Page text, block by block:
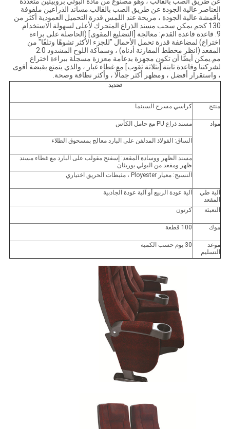
العناصر عالية الجودة عن طريق الصب بالقالب.مساند الذراعين ملفوفة
بأقمشة عالية الجودة ، مريحة عند اللمس.قدرة التحميل العمودية أكثر من
130 كجم.يمكن سحب مسند الذراع المتحرك لأعلى لسهولة الاستخدام.
9. قاعدة قاعدة القدم: معالجة [التضليع المقوى] (الحاصلة على براءة
اختراع) لمضاعفة قدرة تحمل الأحمال "للجزء الأكثر تشوهًا وتلفًا" من
المقعد (انظر مخطط المقارنة أدناه) ، وسماكة اللوح المشدود 2.0
مم.يمكن أيضًا أن تكون مجهزة بدعامة معززة مسجلة ببراءة اختراع
لشركتنا وقاعدة ثابتة [بثلاثة ثقوب] مع غطاء غبار ، والذي يتمتع بقبضة أقوى
، واستقرار أفضل ، ومظهر أكثر جمالًا ، وأكثر نظافة وصحة.
تحديد
منتج كراسي مسرح السينما
مواد مسند ذراع PU مع حامل الكأس
الساق: الفولاذ المدلفن على البارد معالج بمسحوق الطلاء
مسند الظهر ووسادة المقعد: إسفنج مقولب على البارد مع غطاء مسند
ظهر ومقعد من البولي يوريثان
النسيج: معيار Ployester ، مثبطات الحريق اختياري
آلية طي
المقعد
آلية عودة الربيع أو آلية عودة الجاذبية
التعبئة كرتون
موك 100 قطعة
موعد
التسليم
30 يوم حسب الكمية